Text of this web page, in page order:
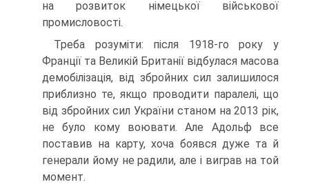
на розвиток німецької військової
промисловості.
Треба розуміти: після 1918-го року у
Франції та Великій Британії відбулася масова
демобілізація, від збройних сил залишилося
приблизно те, якщо проводи­ти паралелі, що
від збройних сил України станом на 2013 рік,
не було кому воювати. Але Адольф все
поставив на карту, хоча боявся дуже та й
генерали йому не радили, але і виграв на той
момент.